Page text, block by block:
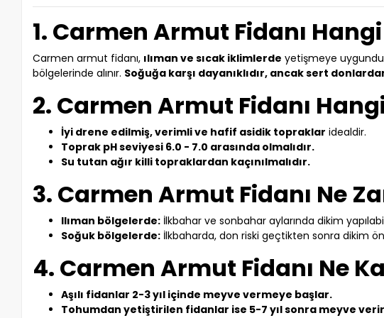
1. Carmen Armut Fidanı
Carmen armut fidanı, ılıman ve sıcak iklimlerde yetişmeye
bölgelerinde alınır. Soğuğa karşı dayanıklıdır, ancak sert
2. Carmen Armut Fidanı
İyi drene edilmiş, verimli ve hafif asidik topraklar idealdir.
Toprak pH seviyesi 6.0 - 7.0 arasında olmalıdır.
Su tutan ağır killi topraklardan kaçınılmalıdır.
3. Carmen Armut Fidanı Ne
Ilıman bölgelerde: İlkbahar ve sonbahar aylarında dikim
Soğuk bölgelerde: İlkbaharda, don riski geçtikten sonra dikim
4. Carmen Armut Fidanı Ne
Aşılı fidanlar 2-3 yıl içinde meyve vermeye başlar.
Tohumdan yetiştirilen fidanlar ise 5-7 yıl sonra meyve